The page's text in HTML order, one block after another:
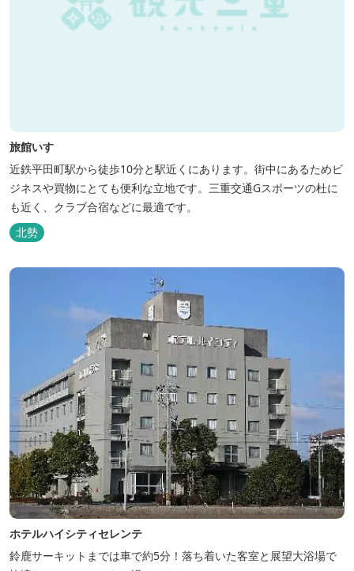
旅館いすゞ
近鉄平田町駅から徒歩10分と駅近くにあります。街中にあるためビ
ジネスや買物にとても便利な立地です。三重交通Gスポーツの杜に
も近く、クラブ合宿などに最適です。
北勢
ホテルハイシティセレンテ
鈴鹿サーキットまでは車で約5分！落ち着いた客室と展望大浴場で